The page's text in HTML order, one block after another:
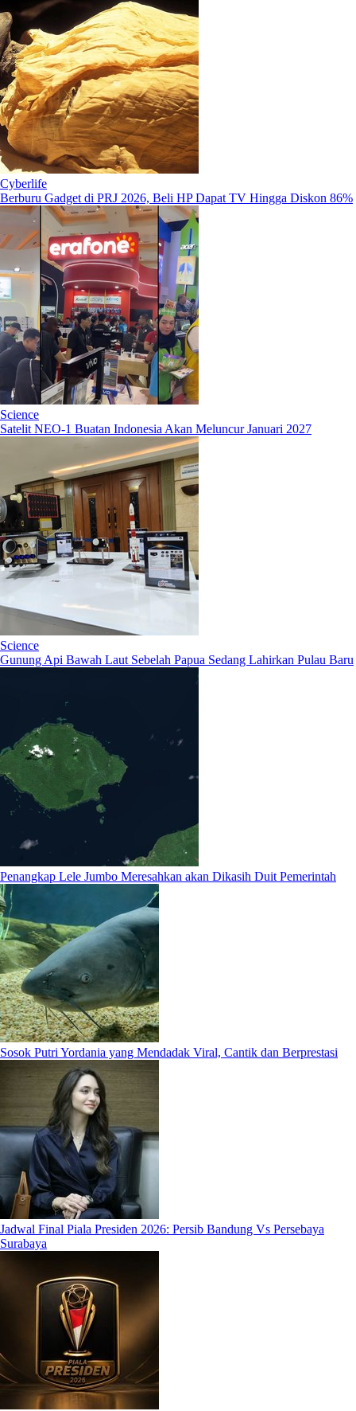
Cyberlife
Berburu Gadget di PRJ 2026, Beli HP Dapat TV Hingga Diskon 86%
Science
Satelit NEO-1 Buatan Indonesia Akan Meluncur Januari 2027
Science
Gunung Api Bawah Laut Sebelah Papua Sedang Lahirkan Pulau Baru
Penangkap Lele Jumbo Meresahkan akan Dikasih Duit Pemerintah
Sosok Putri Yordania yang Mendadak Viral, Cantik dan Berprestasi
Jadwal Final Piala Presiden 2026: Persib Bandung Vs Persebaya
Surabaya